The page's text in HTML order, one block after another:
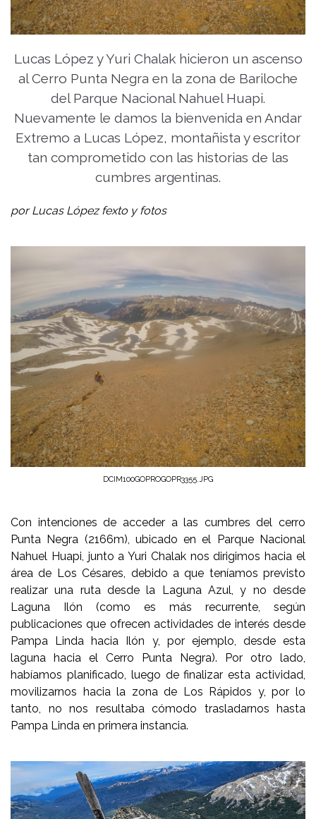
Lucas López y Yuri Chalak hicieron un ascenso
al Cerro Punta Negra en la zona de Bariloche
del Parque Nacional Nahuel Huapi.
Nuevamente le damos la bienvenida en Andar
Extremo a Lucas López, montañista y escritor
tan comprometido con las historias de las
cumbres argentinas.
por Lucas López fexto y fotos
DCIM100GOPROGOPR3355.JPG
Con intenciones de acceder a las cumbres del cerro
Punta Negra (2166m), ubicado en el Parque Nacional
Nahuel Huapi, junto a Yuri Chalak nos dirigimos hacia el
área de Los Césares, debido a que teníamos previsto
realizar una ruta desde la Laguna Azul, y no desde
Laguna Ilón (como es más recurrente, según
publicaciones que ofrecen actividades de interés desde
Pampa Linda hacia Ilón y, por ejemplo, desde esta
laguna hacia el Cerro Punta Negra). Por otro lado,
habíamos planificado, luego de finalizar esta actividad,
movilizarnos hacia la zona de Los Rápidos y, por lo
tanto, no nos resultaba cómodo trasladarnos hasta
Pampa Linda en primera instancia.